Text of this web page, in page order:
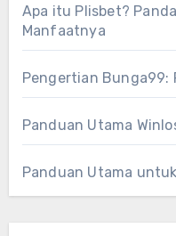
Apa itu Plisbet?
Manfaatnya
Pengertian Bunga99:
Panduan Utama
Panduan Utama